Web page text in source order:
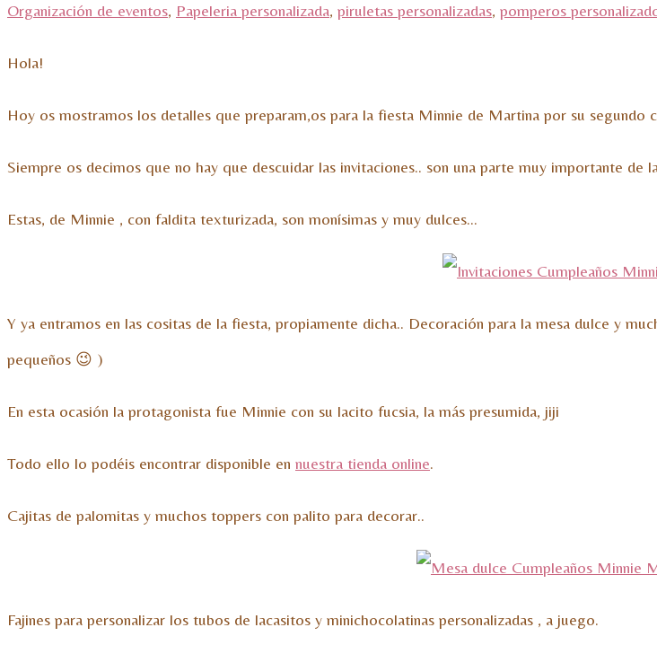
Organización de eventos, Papeleria personalizada, piruletas personalizadas, pomperos
Hola!
Hoy os mostramos los detalles que preparam,os para la fiesta Minnie de Martina por su segundo
Siempre os decimos que no hay que descuidar las invitaciones.. son una parte muy importante
Estas, de Minnie , con faldita texturizada, son monísimas y muy dulces…
Y ya entramos en las cositas de la fiesta, propiamente dicha.. Decoración para la mesa dulce y
pequeños 😉 )
En esta ocasión la protagonista fue Minnie con su lacito fucsia, la más presumida, jiji
Todo ello lo podéis encontrar disponible en nuestra tienda online.
Cajitas de palomitas y muchos toppers con palito para decorar..
Fajines para personalizar los tubos de lacasitos y minichocolatinas personalizadas , a juego.